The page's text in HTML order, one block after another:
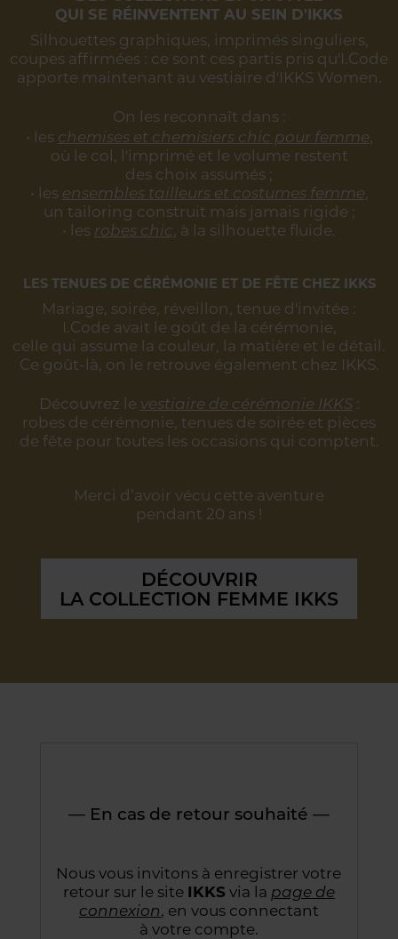
QUI SE RÉINVENTENT AU SEIN D'IKKS
Silhouettes graphiques, imprimés singuliers,
coupes affirmées : ce sont ces partis pris qu'I.Code
apporte maintenant au vestiaire d'IKKS Women.
On les reconnaît dans :
• les chemises et chemisiers chic pour femme,
où le col, l'imprimé et le volume restent
des choix assumés ;
• les ensembles tailleurs et costumes femme,
un tailoring construit mais jamais rigide ;
• les robes chic, à la silhouette fluide.
LES TENUES DE CÉRÉMONIE ET DE FÊTE CHEZ IKKS
Mariage, soirée, réveillon, tenue d'invitée :
I.Code avait le goût de la cérémonie,
celle qui assume la couleur, la matière et le détail.
Ce goût-là, on le retrouve également chez IKKS.
Découvrez le vestiaire de cérémonie IKKS:
robes de cérémonie, tenues de soirée et pièces
de fête pour toutes les occasions qui comptent.
Merci d’avoir vécu cette aventure
pendant 20 ans !
DÉCOUVRIR
LA COLLECTION FEMME IKKS
— En cas de retour souhaité —
Nous vous invitons à enregistrer votre
retour sur le site IKKS via la page de
connexion, en vous connectant
à votre compte.